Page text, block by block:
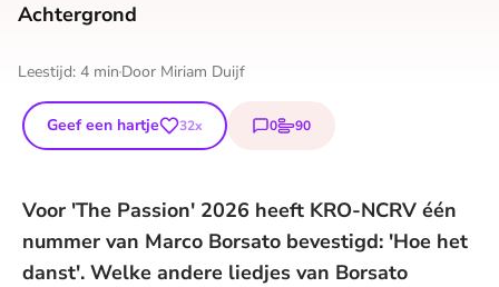
Achtergrond
Leestijd: 4 min Door Miriam Duijf
Geef een hartje 32x 0
reacties
90
stemmen
Voor 'The Passion' 2026 heeft KRO-NCRV één
nummer van Marco Borsato bevestigd: 'Hoe het
danst'. Welke andere liedjes van Borsato